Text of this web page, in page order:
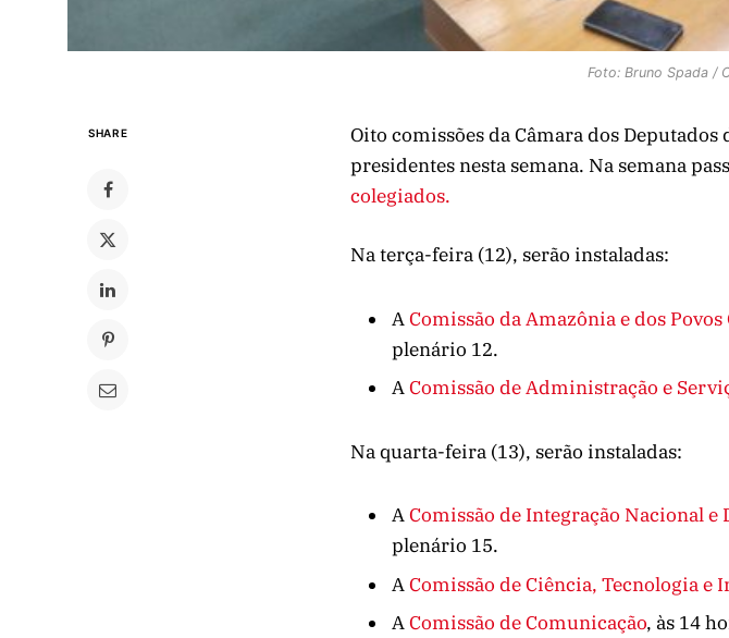
Foto: Bruno Spada /
SHARE
Oito comissões da Câmara dos Deputados
presidentes nesta semana. Na semana
colegiados.
Na terça-feira (12), serão instaladas:
AComissão da Amazônia e dos
plenário 12.
AComissão de Administração e
Na quarta-feira (13), serão instaladas:
AComissão de Integração Nacional
plenário 15.
AComissão de Ciência, Tecnologia e
AComissão de Comunicação, às 14